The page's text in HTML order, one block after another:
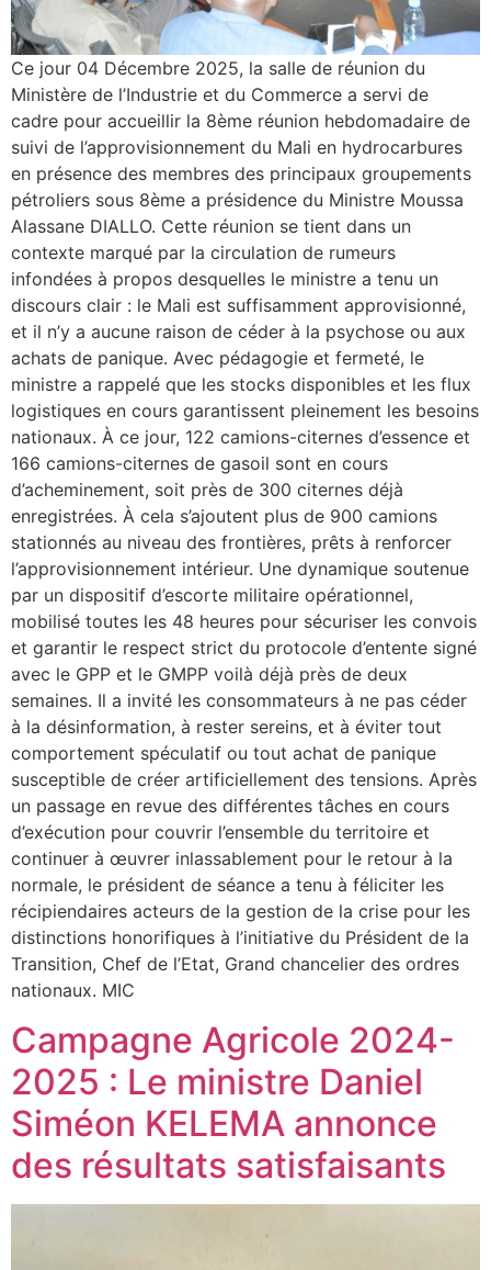
Ce jour 04 Décembre 2025, la salle de réunion du
Ministère de l’Industrie et du Commerce a servi de
cadre pour accueillir la 8ème réunion hebdomadaire de
suivi de l’approvisionnement du Mali en hydrocarbures
en présence des membres des principaux groupements
pétroliers sous 8ème a présidence du Ministre Moussa
Alassane DIALLO. Cette réunion se tient dans un
contexte marqué par la circulation de rumeurs
infondées à propos desquelles le ministre a tenu un
discours clair : le Mali est suffisamment approvisionné,
et il n’y a aucune raison de céder à la psychose ou aux
achats de panique. Avec pédagogie et fermeté, le
ministre a rappelé que les stocks disponibles et les flux
logistiques en cours garantissent pleinement les besoins
nationaux. À ce jour, 122 camions-citernes d’essence et
166 camions-citernes de gasoil sont en cours
d’acheminement, soit près de 300 citernes déjà
enregistrées. À cela s’ajoutent plus de 900 camions
stationnés au niveau des frontières, prêts à renforcer
l’approvisionnement intérieur. Une dynamique soutenue
par un dispositif d’escorte militaire opérationnel,
mobilisé toutes les 48 heures pour sécuriser les convois
et garantir le respect strict du protocole d’entente signé
avec le GPP et le GMPP voilà déjà près de deux
semaines. Il a invité les consommateurs à ne pas céder
à la désinformation, à rester sereins, et à éviter tout
comportement spéculatif ou tout achat de panique
susceptible de créer artificiellement des tensions. Après
un passage en revue des différentes tâches en cours
d’exécution pour couvrir l’ensemble du territoire et
continuer à œuvrer inlassablement pour le retour à la
normale, le président de séance a tenu à féliciter les
récipiendaires acteurs de la gestion de la crise pour les
distinctions honorifiques à l’initiative du Président de la
Transition, Chef de l’Etat, Grand chancelier des ordres
nationaux. MIC
Campagne Agricole 2024-
2025 : Le ministre Daniel
Siméon KELEMA annonce
des résultats satisfaisants